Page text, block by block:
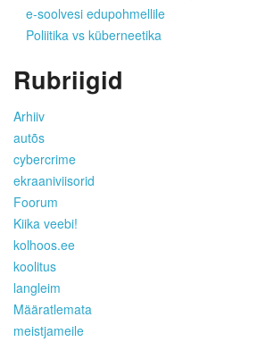
e-soolvesi edupohmellile
Poliitika vs küberneetika
Rubriigid
Arhiiv
autõs
cybercrime
ekraaniviisorid
Foorum
Kiika veebi!
kolhoos.ee
koolitus
langleim
Määratlemata
meistjameile